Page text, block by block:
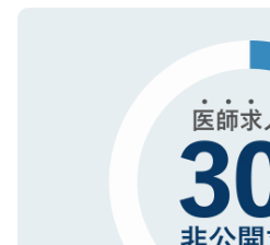
で、機密保持に関し
ので、まずはご登録